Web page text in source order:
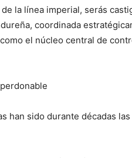
la línea imperial, serás
coordinada
el núcleo central de
han sido durante décadas